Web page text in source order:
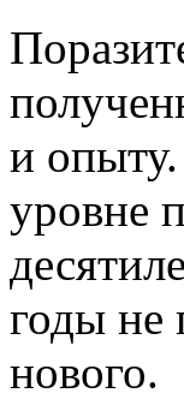
и
уровне
годы не
нового.